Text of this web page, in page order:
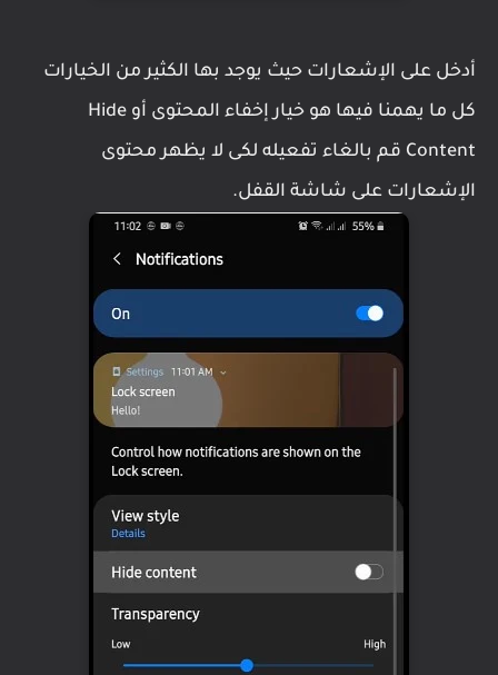
أدخل على الإشعارات حيث يوجد بها الكثير من الخيارات
كل ما يهمنا فيها هو خيار إخفاء المحتوى أو Hide
Content قم بالغاء تفعيله لكى لا يظهر محتوى
الإشعارات على شاشة القفل.